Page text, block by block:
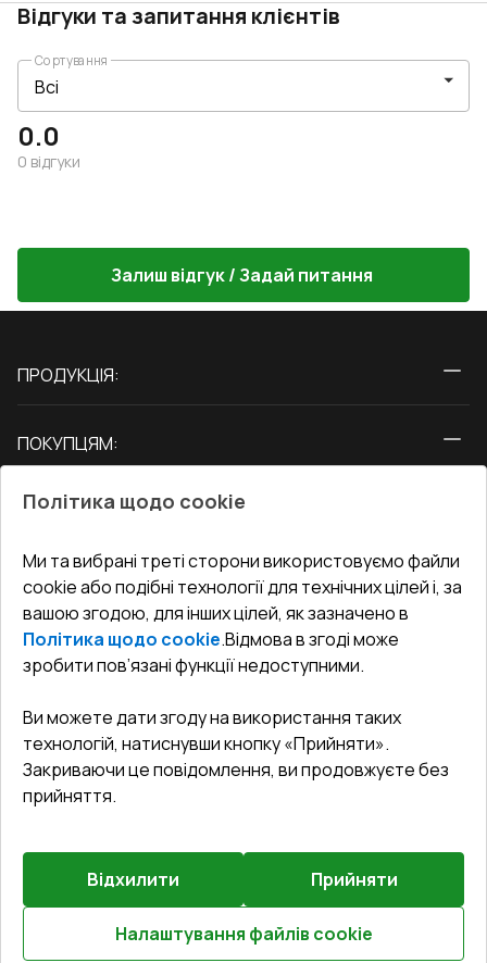
Відгуки та запитання клієнтів
0.0
0 відгуки
Сортування
Залиш відгук / Задай питання
ПРОДУКЦІЯ:
Двері
ПОКУПЦЯМ:
Блог
Адреса гіпермаркета
Як правильно заміряти вікна
СЕРВІС ТА ОБЛУГОВУВАННЯ:
Доставка і Оплата
Гарантія та Сервіс
Повернення товару
Договір публічної оферти
КОНТАКТИ
Офіс:Україна, м. Вінниця, вул. Келецька 60 кв. 61
undefined(undefined)
©2026 Всі права захищені.
Сайт створено на платформіVitrager.com.
Повідомити про проблему?
Політика щодо cookie
Ми та вибрані треті сторони використовуємо файли
cookie або подібні технології для технічних цілей і, за
вашою згодою, для інших цілей, як зазначено в
Політика щодо cookie.Відмова в згоді може
зробити пов’язані функції недоступними.
Ви можете дати згоду на використання таких
технологій, натиснувши кнопку «Прийняти».
Закриваючи це повідомлення, ви продовжуєте без
прийняття.
Відхилити Прийняти
Налаштування файлів cookie